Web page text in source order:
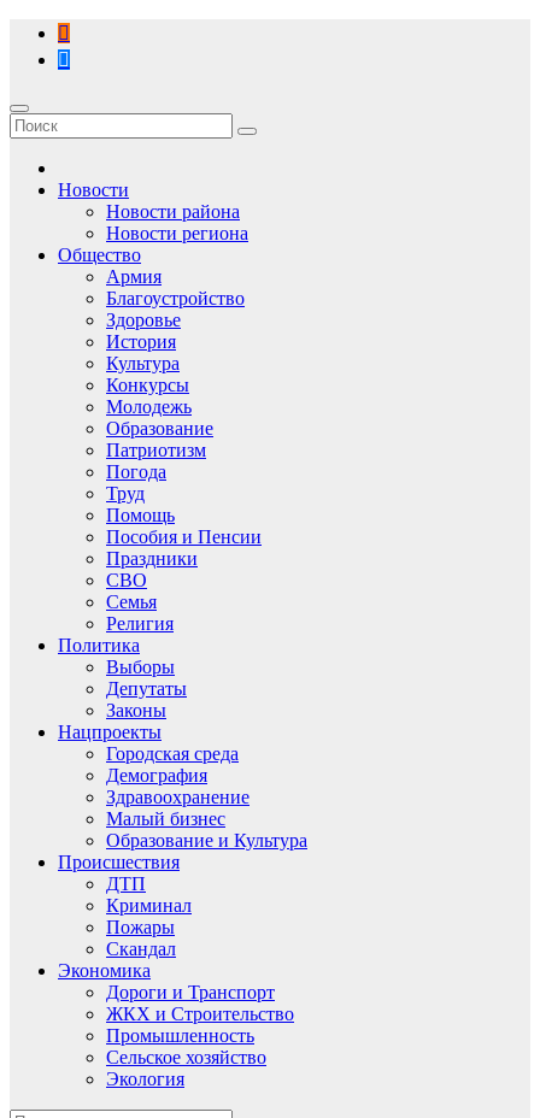
Перейти
содержимому
Новости
Новости района
Новости региона
Общество
Армия
Благоустройство
Здоровье
История
Культура
Конкурсы
Молодежь
Образование
Патриотизм
Погода
Труд
Помощь
Пособия и Пенсии
Праздники
СВО
Семья
Религия
Политика
Выборы
Депутаты
Законы
Нацпроекты
Городская среда
Демография
Здравоохранение
Малый бизнес
Образование и Культура
Происшествия
ДТП
Криминал
Пожары
Скандал
Экономика
Дороги и Транспорт
ЖКХ и Строительство
Промышленность
Сельское хозяйство
Экология